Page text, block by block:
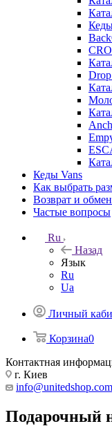
Кеды Vans
Как выбрать
Возврат и обмен
Частые вопросы
Ru
Назад
Язык
Ru
Ua
Личный
Корзина0
Контактная
г. Киев
Подарочный